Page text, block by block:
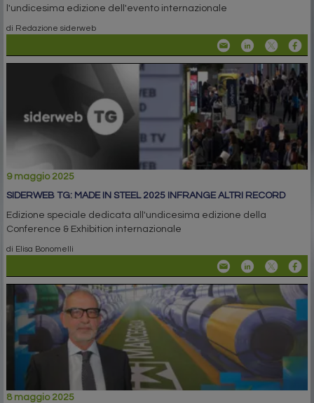
l'undicesima edizione dell'evento internazionale
di Redazione siderweb
9 maggio 2025
SIDERWEB TG: MADE IN STEEL 2025 INFRANGE ALTRI RECORD
Edizione speciale dedicata all'undicesima edizione della
Conference & Exhibition internazionale
di Elisa Bonomelli
8 maggio 2025